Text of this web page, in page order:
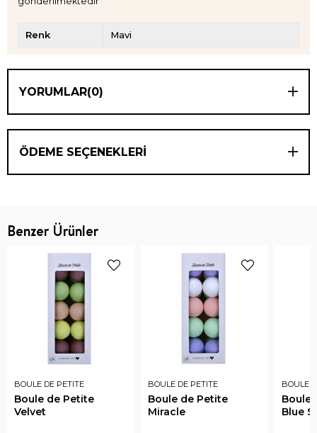
Renk Mavi
YORUMLAR(0)
ÖDEME SEÇENEKLERI
Benzer Ürünler
BOULE DE PETITE
Boule de Petite
Velvet
BOULE DE PETITE
Boule de Petite
Miracle
BOULE
Boule
Blue